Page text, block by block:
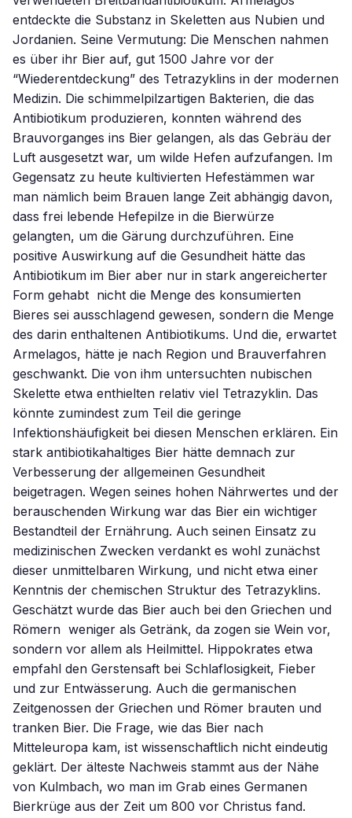
entdeckte die Substanz in Skeletten aus Nubien und
Jordanien. Seine Vermutung: Die Menschen nahmen
es über ihr Bier auf, gut 1500 Jahre vor der
“Wiederentdeckung” des Tetrazyklins in der modernen
Medizin. Die schimmelpilzartigen Bakterien, die das
Antibiotikum produzieren, konnten während des
Brauvorganges ins Bier gelangen, als das Gebräu der
Luft ausgesetzt war, um wilde Hefen aufzufangen. Im
Gegensatz zu heute kultivierten Hefestämmen war
man nämlich beim Brauen lange Zeit abhängig davon,
dass frei lebende Hefepilze in die Bierwürze
gelangten, um die Gärung durchzuführen. Eine
positive Auswirkung auf die Gesundheit hätte das
Antibiotikum im Bier aber nur in stark angereicherter
Form gehabt  nicht die Menge des konsumierten
Bieres sei ausschlagend gewesen, sondern die Menge
des darin enthaltenen Antibiotikums. Und die, erwartet
Armelagos, hätte je nach Region und Brauverfahren
geschwankt. Die von ihm untersuchten nubischen
Skelette etwa enthielten relativ viel Tetrazyklin. Das
könnte zumindest zum Teil die geringe
Infektionshäufigkeit bei diesen Menschen erklären. Ein
stark antibiotikahaltiges Bier hätte demnach zur
Verbesserung der allgemeinen Gesundheit
beigetragen. Wegen seines hohen Nährwertes und der
berauschenden Wirkung war das Bier ein wichtiger
Bestandteil der Ernährung. Auch seinen Einsatz zu
medizinischen Zwecken verdankt es wohl zunächst
dieser unmittelbaren Wirkung, und nicht etwa einer
Kenntnis der chemischen Struktur des Tetrazyklins.
Geschätzt wurde das Bier auch bei den Griechen und
Römern  weniger als Getränk, da zogen sie Wein vor,
sondern vor allem als Heilmittel. Hippokrates etwa
empfahl den Gerstensaft bei Schlaflosigkeit, Fieber
und zur Entwässerung. Auch die germanischen
Zeitgenossen der Griechen und Römer brauten und
tranken Bier. Die Frage, wie das Bier nach
Mitteleuropa kam, ist wissenschaftlich nicht eindeutig
geklärt. Der älteste Nachweis stammt aus der Nähe
von Kulmbach, wo man im Grab eines Germanen
Bierkrüge aus der Zeit um 800 vor Christus fand.